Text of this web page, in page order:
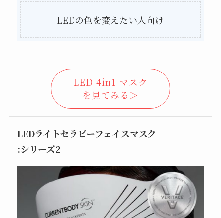
LEDの色を変えたい人向け
LED 4in1 マスク
を見てみる＞
LEDライトセラピーフェイスマスク
:シリーズ2